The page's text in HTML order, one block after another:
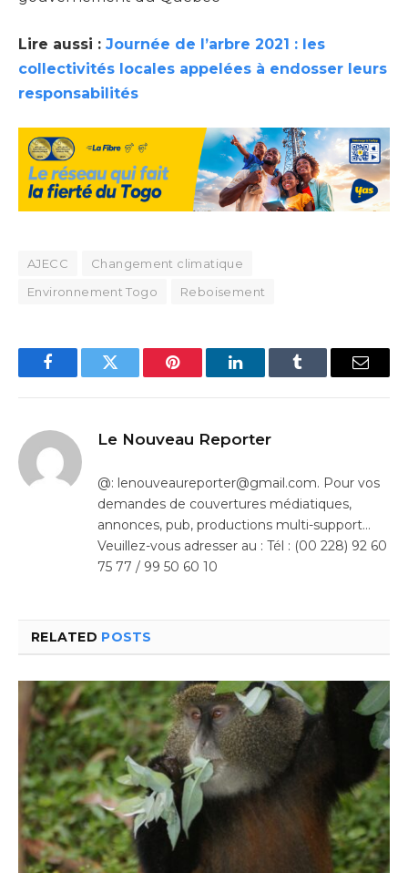
Lire aussi : Journée de l’arbre 2021 : les
collectivités locales appelées à endosser leurs
responsabilités
AJECC
Changement climatique
Environnement Togo
Reboisement
FacebookTwitter Pinterest LinkedInTumblr Email
Le Nouveau Reporter
@: lenouveaureporter@gmail.com. Pour vos
demandes de couvertures médiatiques,
annonces, pub, productions multi-support…
Veuillez-vous adresser au : Tél : (00 228) 92 60
75 77 / 99 50 60 10
RELATED POSTS